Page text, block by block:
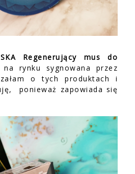
Regenerujący mus do
rynku sygnowana przez
o tych produktach i
ponieważ zapowiada się